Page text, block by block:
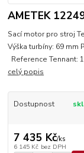
AMETEK
Sací motor pro stroj
Výška turbíny: 69 mm
Reference Tennant:
celý popis
Dostupnost
7 435 Kč/ks
6 145 Kč bez DPH